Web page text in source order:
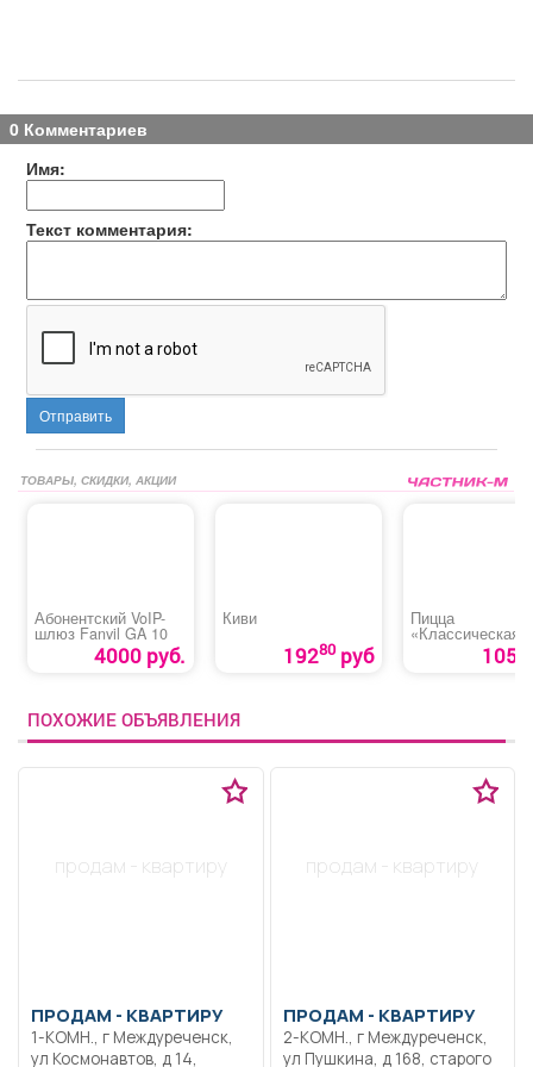
0 Комментариев
Имя:
Текст комментария:
Отправить
ТОВАРЫ, СКИДКИ, АКЦИИ
Абонентский VoIP-
шлюз Fanvil GA 10
4000 руб.
Киви
19280руб
Пицца
«Классическая»
колбасой и105
ПОХОЖИЕ ОБЪЯВЛЕНИЯ
продам - квартиру
ПРОДАМ - КВАРТИРУ
1-КОМН., г Междуреченск,
ул Космонавтов, д 14,
продам - квартиру
ПРОДАМ - КВАРТИРУ
2-КОМН., г Междуреченск,
ул Пушкина, д 168, старого